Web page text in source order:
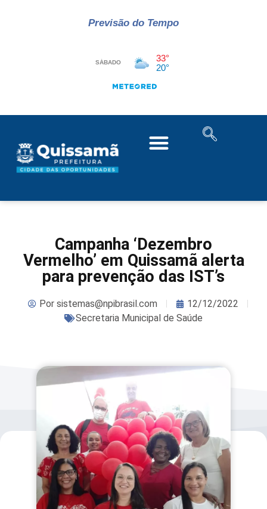
Previsão do Tempo
Campanha ‘Dezembro
Vermelho’ em Quissamã alerta
para prevenção das IST’s
Por sistemas@npibrasil.com
12/12/2022
Secretaria Municipal de Saúde